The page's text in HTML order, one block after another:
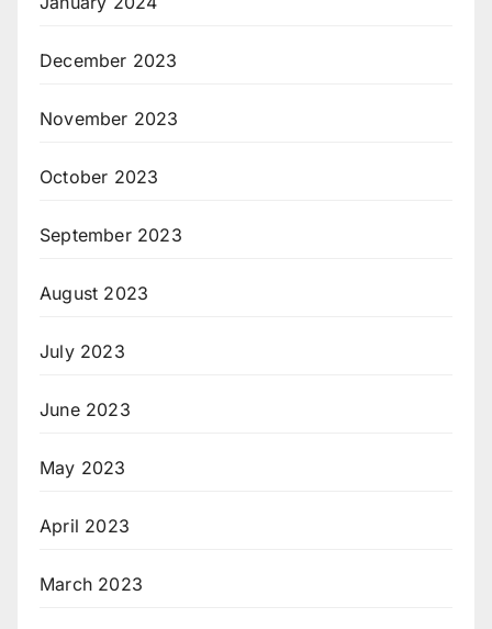
December 2023
November 2023
October 2023
September 2023
August 2023
July 2023
June 2023
May 2023
April 2023
March 2023